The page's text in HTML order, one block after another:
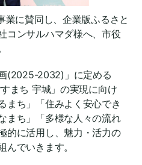
に賛同し、企業版ふるさと
コンサルハマダ様へ、市役
(2025-2032)」に定める
まち 宇城」の実現に向け
まち」「住みよく安心でき
まち」「多様な人々の流れ
的に活用し、魅力・活力の
んでいきます。